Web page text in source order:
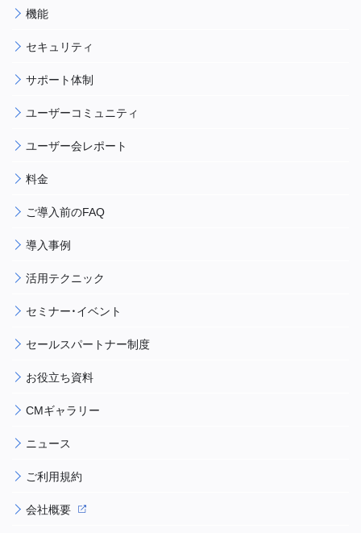
機能
セキュリティ
サポート体制
ユーザーコミュニティ
ユーザー会レポート
料金
ご導入前のFAQ
導入事例
活用テクニック
セミナー・イベント
セールスパートナー制度
お役立ち資料
CMギャラリー
ニュース
ご利用規約
会社概要